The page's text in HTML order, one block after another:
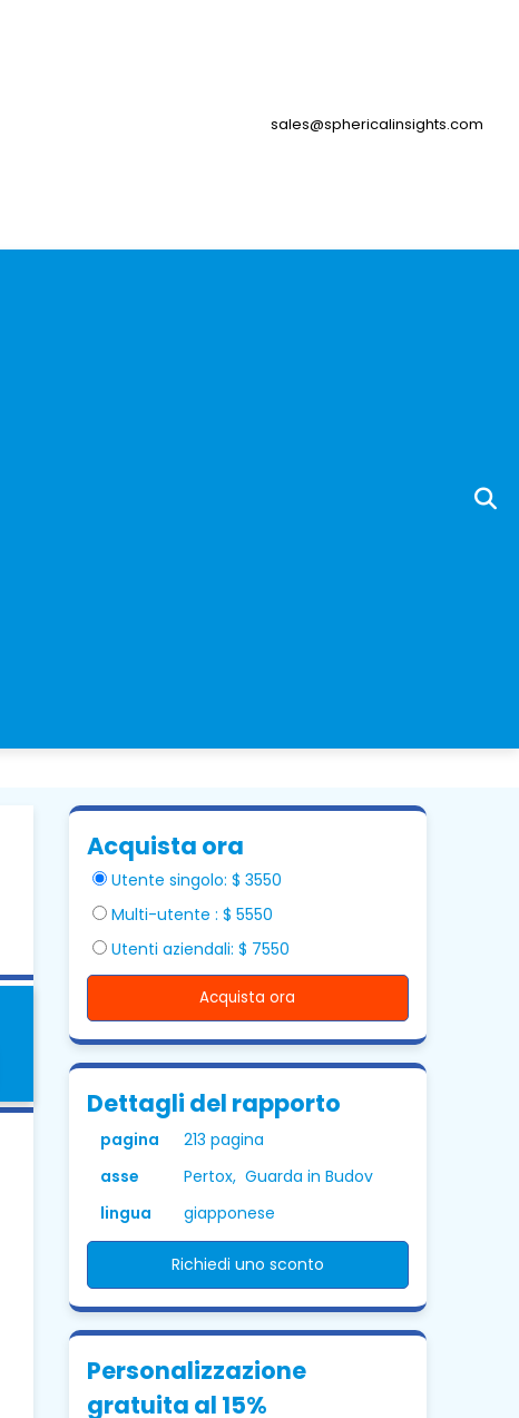
sales@sphericalinsights.com
Acquista ora
Utente singolo: $ 3550
Multi-utente : $ 5550
Utenti aziendali: $ 7550
Acquista ora
Dettagli del rapporto
pagina
213 pagina
asse
Pertox, Guarda in Budov
lingua
giapponese
Richiedi uno sconto
Personalizzazione
gratuita al 15%